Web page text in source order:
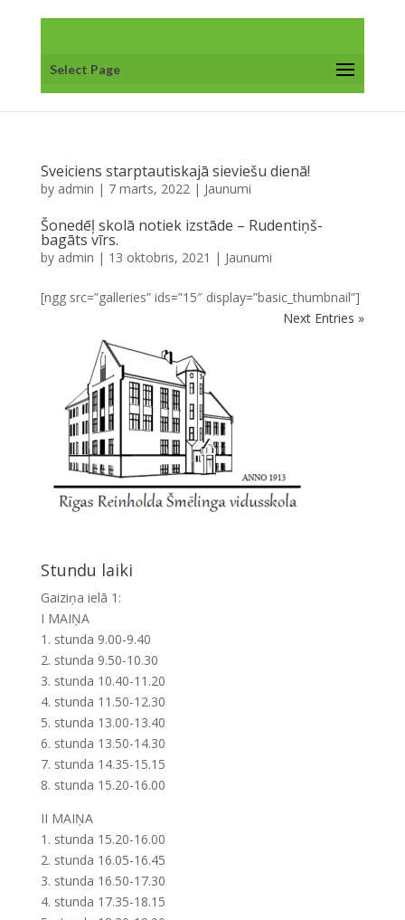
Select Page
Sveiciens starptautiskajā sieviešu dienā!
by admin | 7 marts, 2022| Jaunumi
Šonedēļ skolā notiek izstāde – Rudentiņš-
bagāts vīrs.
by admin | 13 oktobris, 2021 | Jaunumi
[ngg src=”galleries” ids=”15″ display=”basic_thumbnail”]
Next Entries »
Stundu laiki
Gaiziņa ielā 1:
I MAIŅA
1. stunda 9.00-9.40
2. stunda 9.50-10.30
3. stunda 10.40-11.20
4. stunda 11.50-12.30
5. stunda 13.00-13.40
6. stunda 13.50-14.30
7. stunda 14.35-15.15
8. stunda 15.20-16.00
II MAIŅA
1. stunda 15.20-16.00
2. stunda 16.05-16.45
3. stunda 16.50-17.30
4. stunda 17.35-18.15